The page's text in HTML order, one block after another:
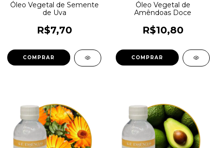
Óleo Vegetal de Semente
de Uva
R$7,70
COMPRAR
Óleo Vegetal de
Amêndoas Doce
R$10,80
COMPRAR